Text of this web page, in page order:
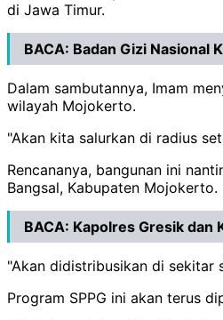
di Jawa Timur.
BACA: Badan Gizi Nasional
Dalam sambutannya, Imam
wilayah Mojokerto.
"Akan kita salurkan di radius
Rencananya, bangunan ini
Bangsal, Kabupaten Mojokerto.
BACA: Kapolres Gresik dan
"Akan didistribusikan di sekitar
Program SPPG ini akan terus